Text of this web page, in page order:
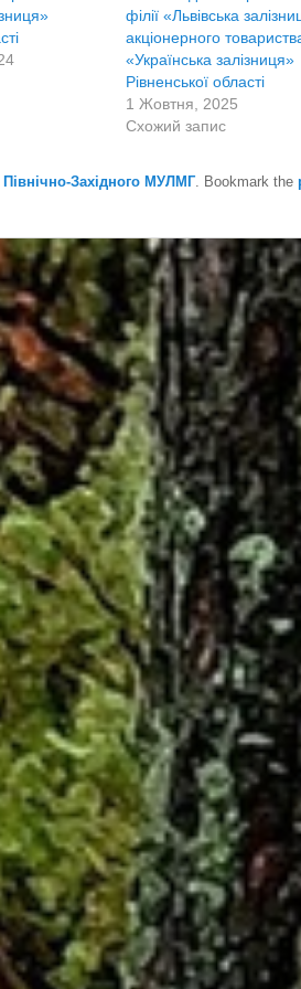
філії «Львівська
акціонерного
«Українська залізниця»
Рівненської області
1 Жовтня, 2025
Схожий запис
Західного МУЛМГ. Bookmark the